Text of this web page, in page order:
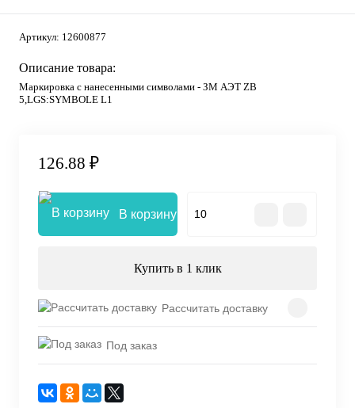
Артикул: 12600877
Описание товара:
Маркировка с нанесенными символами - ЗМ АЭТ ZB
5,LGS:SYMBOLE L1
126.88 ₽
В корзину
Купить в 1 клик
Рассчитать доставку
Под заказ